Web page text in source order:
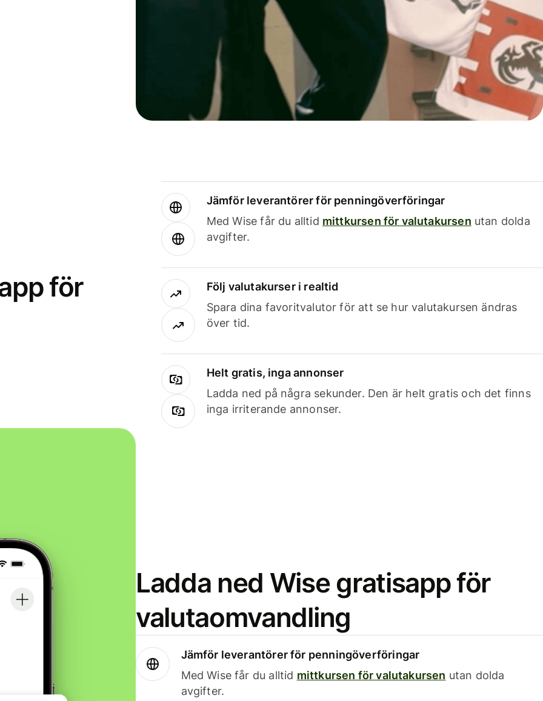
för
Jämför leverantörer för penningöverföringar
Med Wise får du alltid mittkursen för valutakursen utan dolda
avgifter.
Följ valutakurser i realtid
Spara dina favoritvalutor för att se hur valutakursen ändras
över tid.
Helt gratis, inga annonser
Ladda ned på några sekunder. Den är helt gratis och det finns
inga irriterande annonser.
Ladda ned Wise gratisapp för
valutaomvandling
Jämför leverantörer för penningöverföringar
Med Wise får du alltid mittkursen för valutakursen utan dolda
avgifter.